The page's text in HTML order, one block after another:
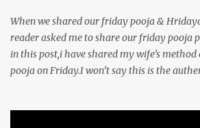
When we shared our friday pooja &
reader asked me to share our friday pooja
in this post,i have shared my wife’s
pooja on Friday.I won’t say this is the